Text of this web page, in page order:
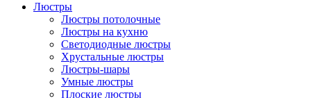
Люстры
Люстры потолочные
Люстры на кухню
Светодиодные люстры
Хрустальные люстры
Люстры-шары
Умные люстры
Плоские люстры